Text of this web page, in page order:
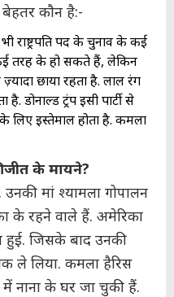
कौन है:-
राष्ट्रपति पद के चुनाव के कई
तरह के हो सकते हैं, लेकिन
छाया रहता है. लाल रंग
डोनाल्ड ट्रंप इसी पार्टी से
के लिए इस्तेमाल होता है. कमला
जीत के मायने?
मां श्यामला गोपालन
के रहने वाले हैं. अमेरिका
हुई. जिसके बाद उनकी
ले लिया. कमला हैरिस
नाना के घर जा चुकी हैं.